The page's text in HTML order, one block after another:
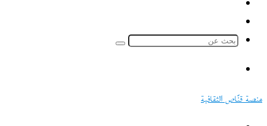
الموقع
منصة قنّاص الثقافية